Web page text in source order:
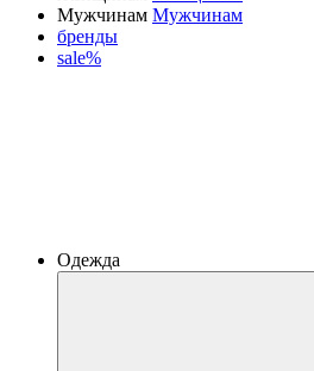
Мужчинам Мужчинам
бренды
sale%
Одежда